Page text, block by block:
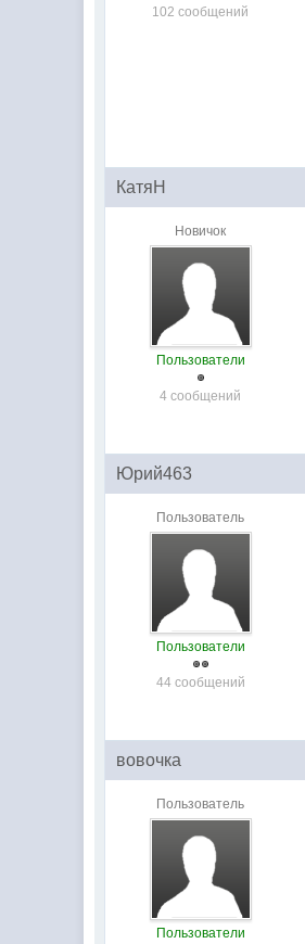
102 сообщений
КатяН
Новичок
Пользователи
4 сообщений
Юрий463
Пользователь
Пользователи
44 сообщений
вовочка
Пользователь
Пользователи